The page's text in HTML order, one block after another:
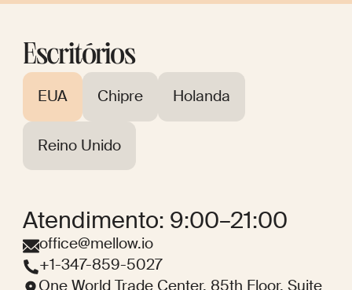
Escritórios
EUA Chipre Holanda
Reino Unido
Atendimento: 9:00–21:00
office@mellow.io
+1-347-859-5027
One World Trade Center, 85th Floor, Suite